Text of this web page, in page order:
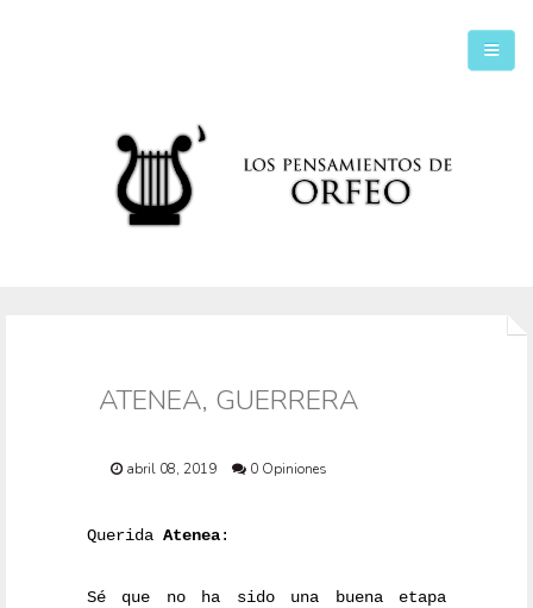
ATENEA, GUERRERA
abril 08, 2019 0 Opiniones
Querida Atenea:
Sé que no ha sido una buena etapa